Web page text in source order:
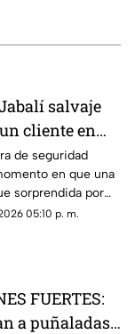
salvaje
cliente en
de té en
de seguridad
en que una
sorprendida por
dentro de un
05:10 p. m.
FUERTES:
a puñaladas